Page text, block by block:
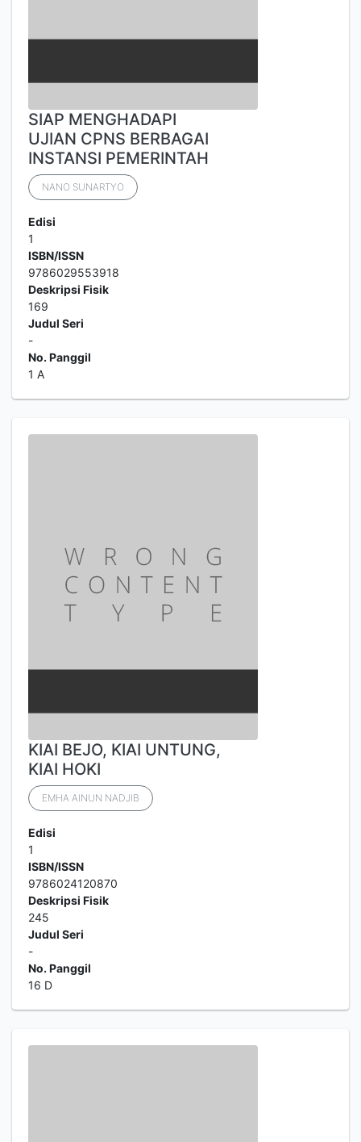
SIAP MENGHADAPI
UJIAN CPNS BERBAGAI
INSTANSI PEMERINTAH
NANO SUNARTYO
Edisi
1
ISBN/ISSN
9786029553918
Deskripsi Fisik
169
Judul Seri
-
No. Panggil
1 A
KIAI BEJO, KIAI UNTUNG,
KIAI HOKI
EMHA AINUN NADJIB
Edisi
1
ISBN/ISSN
9786024120870
Deskripsi Fisik
245
Judul Seri
-
No. Panggil
16 D